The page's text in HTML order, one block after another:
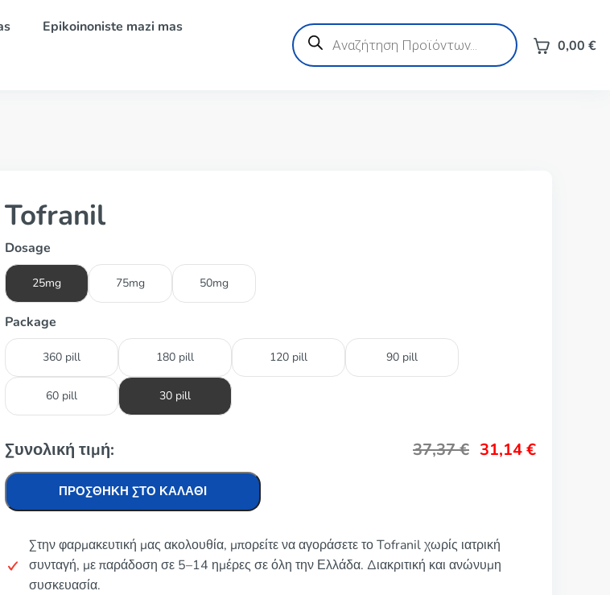
Epikoinoniste mazi mas Products
search 0,00 €
Tofranil
Dosage
25mg 75mg 50mg
Package
360 pill 180 pill 120 pill 90 pill
60 pill 30 pill
Συνολική τιμή: 37,37€ 31,14€
ΠΡΟΣΘΉΚΗ ΣΤΟ ΚΑΛΆΘΙ
Στην φαρμακευτική μας ακολουθία, μπορείτε να αγοράσετε το Tofranil χωρίς ιατρική
συνταγή, με παράδοση σε 5–14 ημέρες σε όλη την Ελλάδα. Διακριτική και ανώνυμη
συσκευασία.